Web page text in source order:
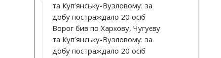
Ворог бив по Харкову, Чугуєву
та Куп’янську-Вузловому: за
добу постраждало 20 осіб